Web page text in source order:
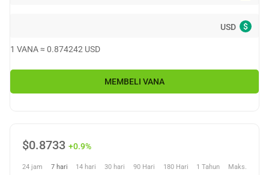
USD $
1 VANA≈ 0.874242 USD
MEMBELI VANA
$0.8733 +0.9%
24 jam 7 hari 14 hari 30 hari 90 Hari 180 Hari 1 Tahun Maks.